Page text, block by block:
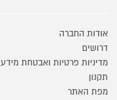
אודות החברה
דרושים
מדיניות פרטיות ואבטחת מידע
תקנון
מפת האתר